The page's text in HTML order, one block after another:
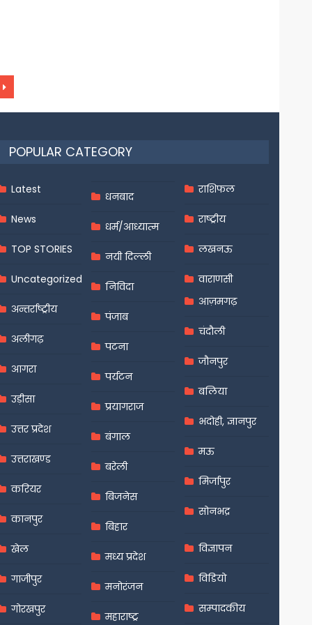
POPULAR CATEGORY
Latest
News
TOP STORIES
Uncategorized
अन्तर्राष्ट्रीय
अलीगढ़
आगरा
उड़ीसा
उत्तर प्रदेश
उत्तराखण्ड
करियर
कानपुर
खेल
गाजीपुर
गोरखपुर
धनबाद
धर्म/आध्यात्म
नयी दिल्ली
निविदा
पंजाब
पटना
पर्यटन
प्रयागराज
बंगाल
बरेली
बिजनेस
बिहार
मध्य प्रदेश
मनोरंजन
महाराष्ट्र
राशिफल
राष्ट्रीय
लखनऊ
वाराणसी
आज़मगढ़
चंदौली
जौनपुर
बलिया
भदोही, ज्ञानपुर
मऊ
मिर्जापुर
सोनभद्र
विज्ञापन
विडियो
सम्पादकीय